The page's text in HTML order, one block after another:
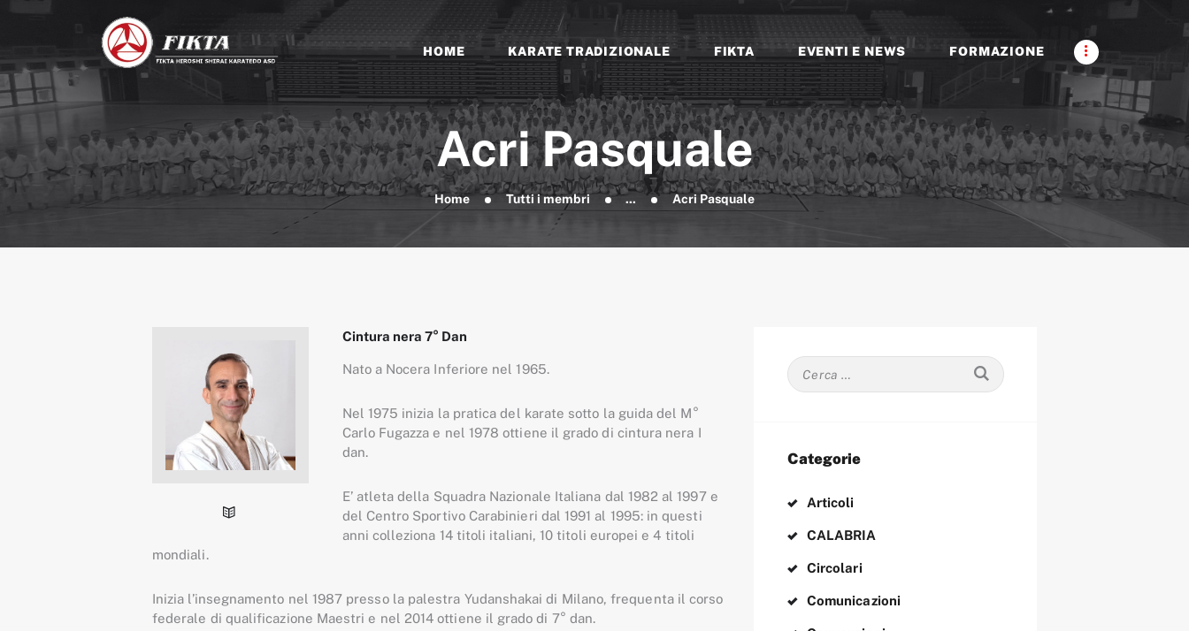
HOME KARATE TRADIZIONALE FIKTA EVENTI E NEWS FORMAZIONE
Acri Pasquale
Home Tutti i membri ... Acri Pasquale
FIKTA
Associazione Sportiva Dilettantistica
EVENTI E NEWS
FORMAZIONE
DOCUMENTI
Cintura nera 7° Dan
Nato a Nocera Inferiore nel 1965.
Nel 1975 inizia la pratica del karate sotto la guida del M°
Carlo Fugazza e nel 1978 ottiene il grado di cintura nera I
dan.
E’ atleta della Squadra Nazionale Italiana dal 1982 al 1997 e
del Centro Sportivo Carabinieri dal 1991 al 1995: in questi
anni colleziona 14 titoli italiani, 10 titoli europei e 4 titoli
mondiali.
Inizia l’insegnamento nel 1987 presso la palestra Yudanshakai di Milano, frequenta il corso
federale di qualificazione Maestri e nel 2014 ottiene il grado di 7° dan.
Ricerca
per:
Categorie
Articoli
CALABRIA
Circolari
Comunicazioni